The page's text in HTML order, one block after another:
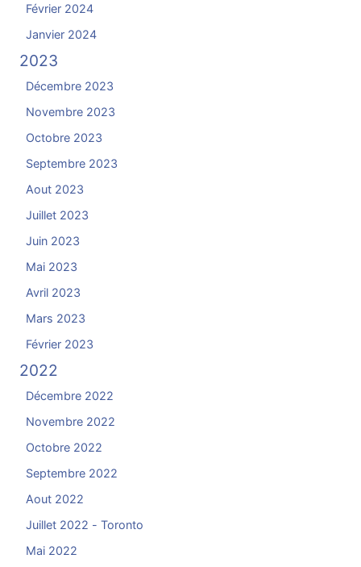
Février 2024
Janvier 2024
2023
Décembre 2023
Novembre 2023
Octobre 2023
Septembre 2023
Aout 2023
Juillet 2023
Juin 2023
Mai 2023
Avril 2023
Mars 2023
Février 2023
2022
Décembre 2022
Novembre 2022
Octobre 2022
Septembre 2022
Aout 2022
Juillet 2022 - Toronto
Mai 2022